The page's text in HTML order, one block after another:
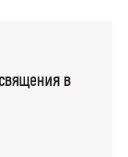
в